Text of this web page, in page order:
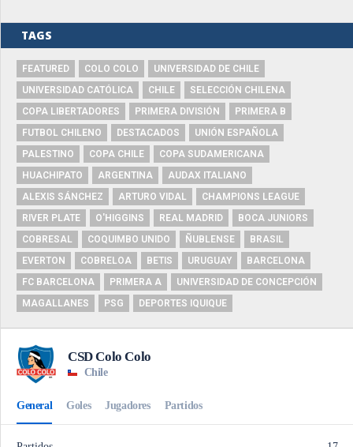
TAGS
FEATURED COLO COLO
UNIVERSIDAD DE CHILE
UNIVERSIDAD CATÓLICA
CHILE
SELECCIÓN CHILENA
COPA LIBERTADORES
PRIMERA DIVISIÓN
PRIMERA B
FUTBOL CHILENO
DESTACADOS
UNIÓN ESPAÑOLA
PALESTINO
COPA CHILE
COPA SUDAMERICANA
HUACHIPATO
ARGENTINA
AUDAX ITALIANO
ALEXIS SÁNCHEZ
ARTURO VIDAL
CHAMPIONS LEAGUE
RIVER PLATE
O'HIGGINS REAL MADRID
BOCA JUNIORS
COBRESAL
COQUIMBO UNIDO ÑUBLENSE
BRASIL
EVERTON
COBRELOA BETIS URUGUAY
BARCELONA
FC BARCELONA
PRIMERA A
UNIVERSIDAD DE CONCEPCIÓN
MAGALLANES
PSG DEPORTES IQUIQUE